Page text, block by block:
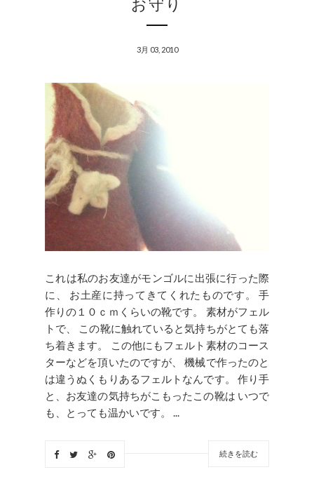
お守り
3月 03, 2010
これは私のお友達がモンゴルに出張に行った際
に、 お土産に持ってきてくれたものです。 手
作りの１０ｃｍくらいの靴です。 素材がフェル
トで、 この靴に触れていると気持ちがとても落
ち着きます。 この他にもフェルト素材のコース
ターなどを頂いたのですが、 機械で作ったのと
は違うぬくもりあるフェルトなんです。 作り手
と、お友達の気持ちがこもったこの靴は いつで
も、とっても温かいです。 ...
続きを読む